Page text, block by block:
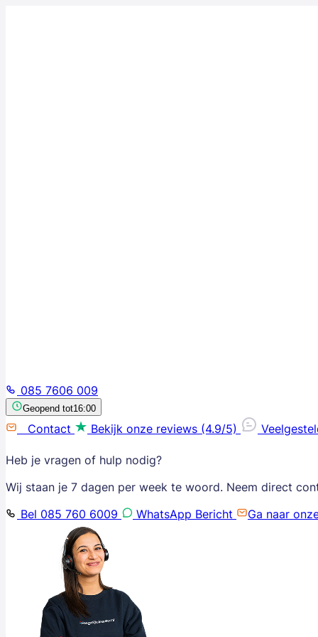
085 7606 009
Geopend tot16:00
Contact Bekijk onze reviews (4.9/5)
Heb je vragen of hulp nodig?
Wij staan je 7 dagen per week te woord. Neem direct
Bel 085 760 6009
WhatsApp Bericht Ga naar